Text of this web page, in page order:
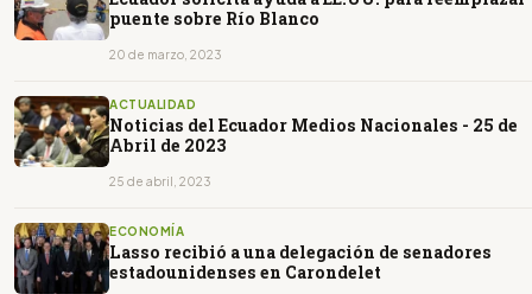
puente sobre Río Blanco
20 de marzo, 2023
ACTUALIDAD
Noticias del Ecuador Medios Nacionales - 25 de
Abril de 2023
25 de abril, 2023
ECONOMÍA
Lasso recibió a una delegación de senadores
estadounidenses en Carondelet